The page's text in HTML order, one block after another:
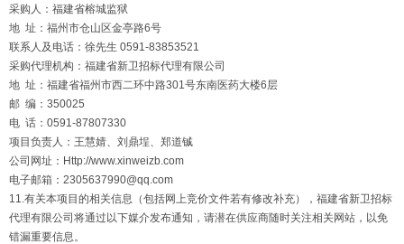
采购人：福建省榕城监狱
地 址：福州市仓山区金亭路6号
联系人及电话：徐先生 0591-83853521
采购代理机构：福建省新卫招标代理有限公司
地 址：福建省福州市西二环中路301号东南医药大楼6层
邮 编：350025
电 话：0591-87807330
项目负责人：王慧婧、刘鼎埕、郑道铖
公司网址：Http://www.xinweizb.com
电子邮箱：2305637990@qq.com
11.有关本项目的相关信息（包括网上竞价文件若有修改补充），福建省新卫招标
代理有限公司将通过以下媒介发布通知，请潜在供应商随时关注相关网站，以免
错漏重要信息。